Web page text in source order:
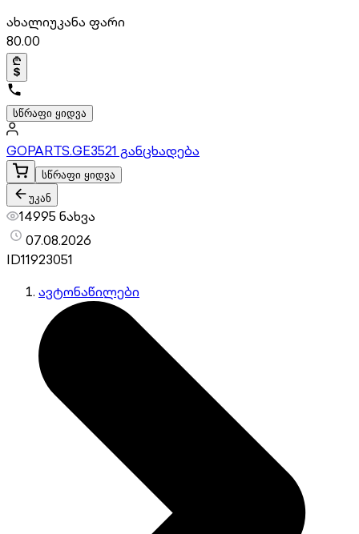
ახალიუკანა ფარი
80.00
სწრაფი ყიდვა
GOPARTS.GE3521 განცხადება
სწრაფი ყიდვა
უკან
14995 ნახვა
07.08.2026
ID11923051
ავტონაწილები